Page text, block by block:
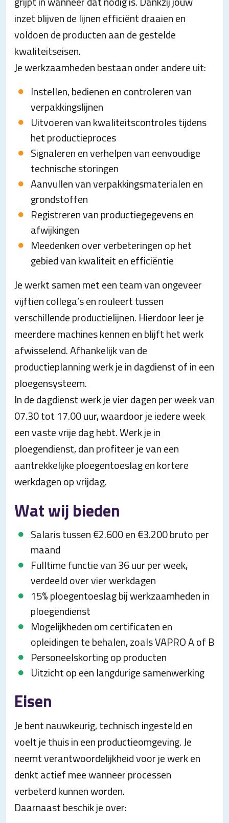
inzet blijven de lijnen efficiënt draaien en
voldoen de producten aan de gestelde
kwaliteitseisen.
Je werkzaamheden bestaan onder andere uit:
Instellen, bedienen en controleren van
verpakkingslijnen
Uitvoeren van kwaliteitscontroles tijdens
het productieproces
Signaleren en verhelpen van eenvoudige
technische storingen
Aanvullen van verpakkingsmaterialen en
grondstoffen
Registreren van productiegegevens en
afwijkingen
Meedenken over verbeteringen op het
gebied van kwaliteit en efficiëntie
Je werkt samen met een team van ongeveer
vijftien collega’s en rouleert tussen
verschillende productielijnen. Hierdoor leer je
meerdere machines kennen en blijft het werk
afwisselend. Afhankelijk van de
productieplanning werk je in dagdienst of in een
ploegensysteem.
In de dagdienst werk je vier dagen per week van
07.30 tot 17.00 uur, waardoor je iedere week
een vaste vrije dag hebt. Werk je in
ploegendienst, dan profiteer je van een
aantrekkelijke ploegentoeslag en kortere
werkdagen op vrijdag.
Wat wij bieden
Salaris tussen €2.600 en €3.200 bruto per
maand
Fulltime functie van 36 uur per week,
verdeeld over vier werkdagen
15% ploegentoeslag bij werkzaamheden in
ploegendienst
Mogelijkheden om certificaten en
opleidingen te behalen, zoals VAPRO A of B
Personeelskorting op producten
Uitzicht op een langdurige samenwerking
Eisen
Je bent nauwkeurig, technisch ingesteld en
voelt je thuis in een productieomgeving. Je
neemt verantwoordelijkheid voor je werk en
denkt actief mee wanneer processen
verbeterd kunnen worden.
Daarnaast beschik je over: